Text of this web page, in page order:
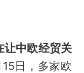
让中欧经贸关
日，多家欧